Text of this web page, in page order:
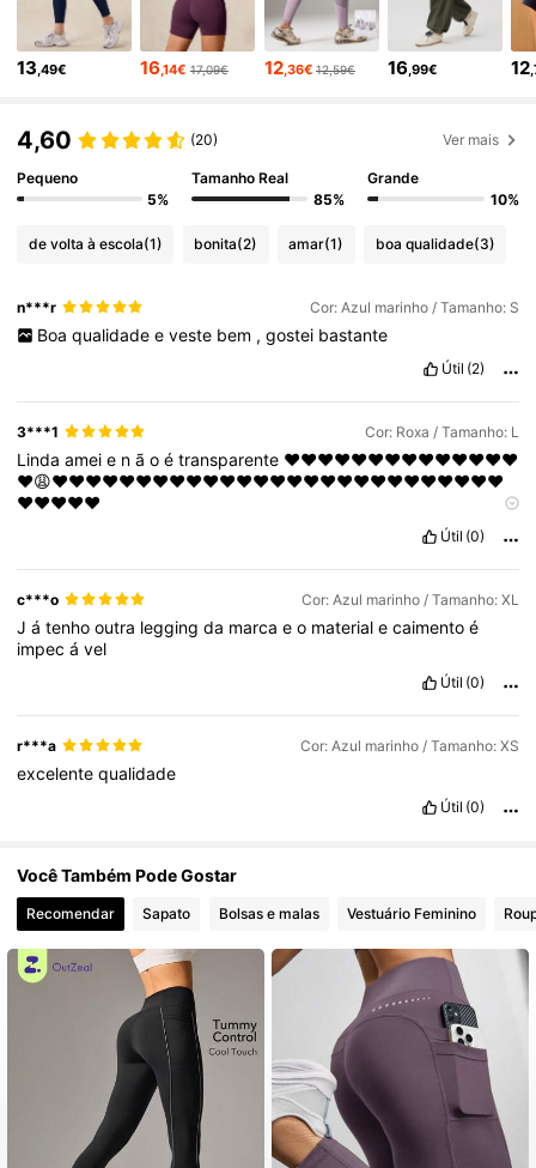
172K Seguidores
172K Seguidores
4,76 172K Seguidores
4,76 172K Seguidores
4,76 172K Seguidores
4,76 172K Seguidores
13,49€ 16,14€ 17,09€ 12,36€ 12,59€ 16,99€ 12
4,60 (20) Ver mais
Pequeno
5%
Tamanho Real
85%
Grande
10%
de volta à escola(1) bonita(2) amar(1) boa qualidade(3)
n***r Cor: Azul marinho / Tamanho: S
Boa qualidade e veste bem , gostei bastante
Útil (2)
3***1 Cor: Roxa / Tamanho: L
Lindaameie nãoétransparente ❤️❤️❤️❤️❤️❤️❤️❤️❤️❤️❤️❤️❤️❤️
❤️😩❤️❤️❤️❤️❤️❤️❤️❤️❤️❤️❤️❤️❤️❤️❤️❤️❤️❤️❤️❤️❤️❤️❤️❤️❤️❤️❤️
❤️❤️❤️❤️❤️
hhhhhhhhhhhhhhhhhhhhhhhhhhhhhhhhhhhhhhhhhhhhhhhhhhhh
Útil (0)
c***o Cor: Azul marinho / Tamanho: XL
Játenhooutra leggingda marcaeo materialecaimentoé
impecável
Útil (0)
r***a Cor: Azul marinho / Tamanho: XS
excelentequalidade
Útil (0)
Você Também Pode Gostar
Recomendar Sapato Bolsas e malas Vestuário Feminino